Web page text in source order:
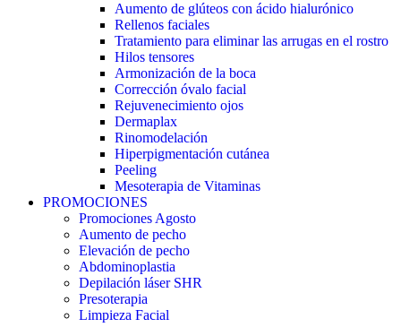
Aumento de glúteos con ácido hialurónico
Rellenos faciales
Tratamiento para eliminar las arrugas en el rostro
Hilos tensores
Armonización de la boca
Corrección óvalo facial
Rejuvenecimiento ojos
Dermaplax
Rinomodelación
Hiperpigmentación cutánea
Peeling
Mesoterapia de Vitaminas
PROMOCIONES
Promociones Agosto
Aumento de pecho
Elevación de pecho
Abdominoplastia
Depilación láser SHR
Presoterapia
Limpieza Facial